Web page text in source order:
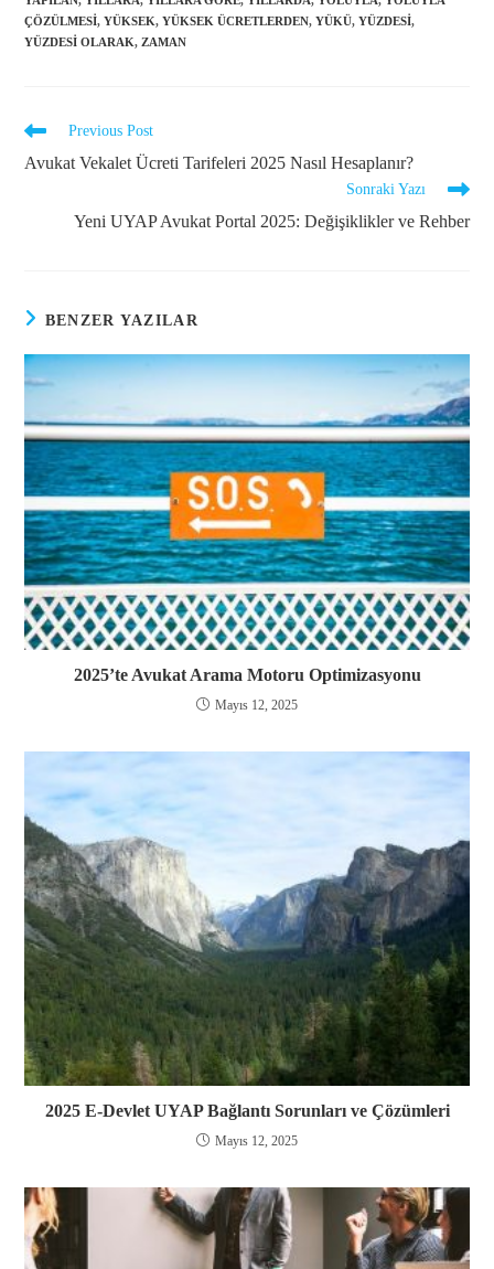
ÇÖZÜLMESI, YÜKSEK, YÜKSEK ÜCRETLERDEN, YÜKÜ, YÜZDESI,
YÜZDESI OLARAK, ZAMAN
Previous Post
Avukat Vekalet Ücreti Tarifeleri 2025 Nasıl Hesaplanır?
Sonraki Yazı
Yeni UYAP Avukat Portal 2025: Değişiklikler ve Rehber
BENZER YAZILAR
2025’te Avukat Arama Motoru Optimizasyonu
Mayıs 12, 2025
2025 E-Devlet UYAP Bağlantı Sorunları ve Çözümleri
Mayıs 12, 2025